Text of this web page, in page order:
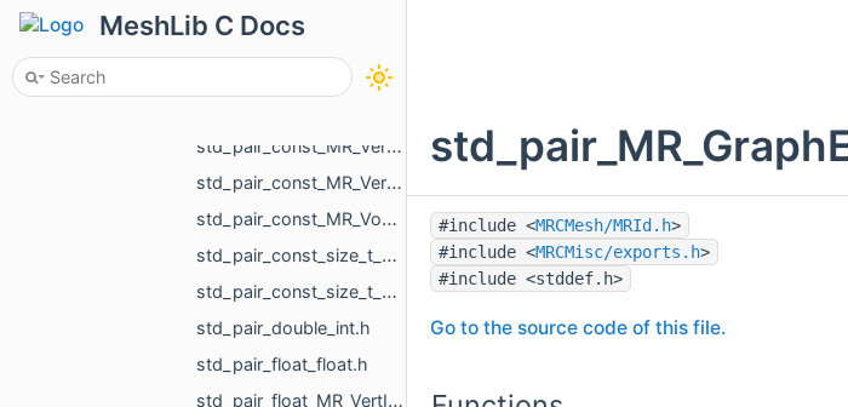
MeshLib C Docs
std_pair_const_MR_UndirectedEdgeId_MR_UndirectedEdgeId.h
std_pair_const_MR_VertId_float.h
std_pair_const_MR_VertId_MR_VertId.h
std_pair_const_MR_VertId_MR_VertPathInfo.h
std_pair_const_MR_VoxelId_MR_VoxelId.h
std_pair_const_size_t_size_t.h
std_pair_const_size_t_std_array_MR_VertId_3.h
std_pair_double_int.h
std_pair_float_float.h
std_pair_float_MR_VertId.h
#include <MRCMesh/MRId.h>
#include <MRCMisc/exports.h>
#include <stddef.h>
Go to the source code of this file.